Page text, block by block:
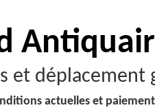
et déplacement
actuelles et